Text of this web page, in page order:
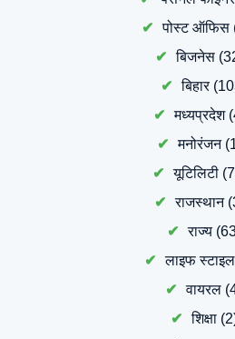
पोस्ट ऑफिस
बिजनेस
बिहार
मध्यप्रदेश
मनोरंजन
यूटिलिटी
राजस्थान
राज्य
लाइफ स्टाइल
वायरल
शिक्षा